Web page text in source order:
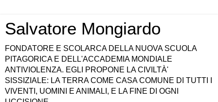
Salvatore Mongiardo
FONDATORE E SCOLARCA DELLA NUOVA SCUOLA
PITAGORICA E DELL'ACCADEMIA MONDIALE
ANTIVIOLENZA. EGLI PROPONE LA CIVILTÀ'
SISSIZIALE: LA TERRA COME CASA COMUNE DI TUTTI I
VIVENTI, UOMINI E ANIMALI, E LA FINE DI OGNI